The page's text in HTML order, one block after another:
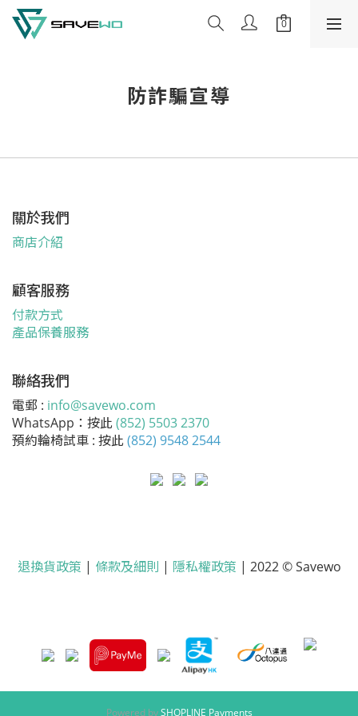
防詐騙宣導
關於我們
商店介紹
顧客服務
付款方式
產品保養服務
聯絡我們
電郵 : info@savewo.com
WhatsApp：按此 (852) 5503 2370
預約輪椅試車 : 按此 (852) 9548 2544
退換貨政策 | 條款及細則 | 隱私權政策 | 2022 © Savewo
Powered bySHOPLINE Payments